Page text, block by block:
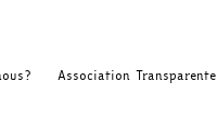
Association Transparente